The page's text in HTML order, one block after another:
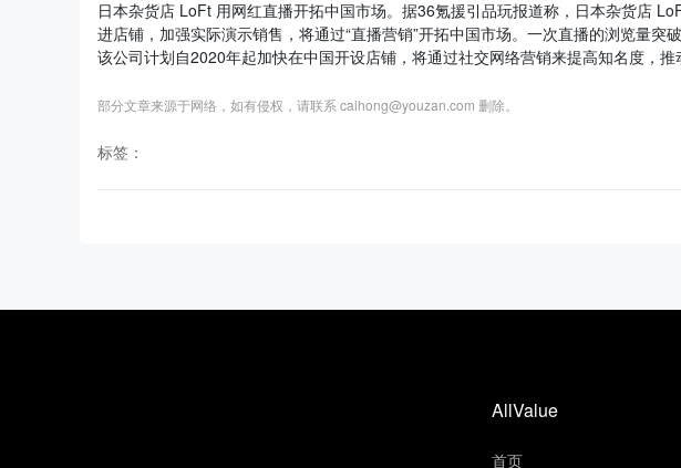
日本杂货店 LoFt 用网红直播开拓中国市场。据36氪援引品玩报道称，日本杂货店
进店铺，加强实际演示销售，将通过“直播营销”开拓中国市场。一次直播的浏览量突破
该公司计划自2020年起加快在中国开设店铺，将通过社交网络营销来提高知名度，推
部分文章来源于网络，如有侵权，请联系 caihong@youzan.com 删除。
标签：
AllValue
首页